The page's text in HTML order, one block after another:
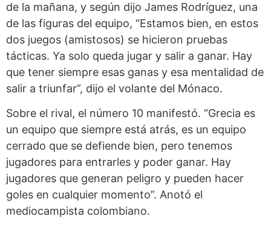
de la mañana, y según dijo James Rodríguez, una
de las figuras del equipo, “Estamos bien, en estos
dos juegos (amistosos) se hicieron pruebas
tácticas. Ya solo queda jugar y salir a ganar. Hay
que tener siempre esas ganas y esa mentalidad de
salir a triunfar”, dijo el volante del Mónaco.
Sobre el rival, el número 10 manifestó. “Grecia es
un equipo que siempre está atrás, es un equipo
cerrado que se defiende bien, pero tenemos
jugadores para entrarles y poder ganar. Hay
jugadores que generan peligro y pueden hacer
goles en cualquier momento”. Anotó el
mediocampista colombiano.